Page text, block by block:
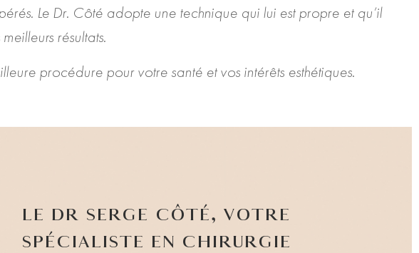
Le Dr. Côté adopte une technique qui lui est propre et qu’il
résultats.
procédure pour votre santé et vos intérêts esthétiques.
LE DR SERGE CÔTÉ, VOTRE
SPÉCIALISTE EN CHIRURGIE